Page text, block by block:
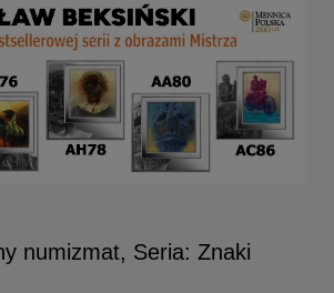
numizmat, Seria: Znaki